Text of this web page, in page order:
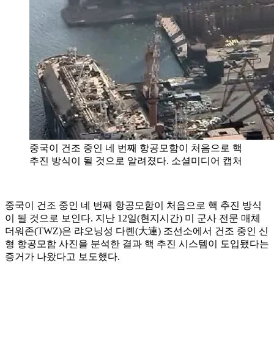
중국이 건조 중인 네 번째 항공모함이 처음으로 핵
추진 방식이 될 것으로 알려졌다. 소셜미디어 캡처
중국이 건조 중인 네 번째 항공모함이 처음으로 핵 추진 방식
이 될 것으로 보인다. 지난 12일(현지시간) 미 군사 전문 매체
더워존(TWZ)은 랴오닝성 다롄(大連) 조선소에서 건조 중인 신
형 항공모함 사진을 분석한 결과 핵 추진 시스템이 도입됐다는
증거가 나왔다고 보도했다.